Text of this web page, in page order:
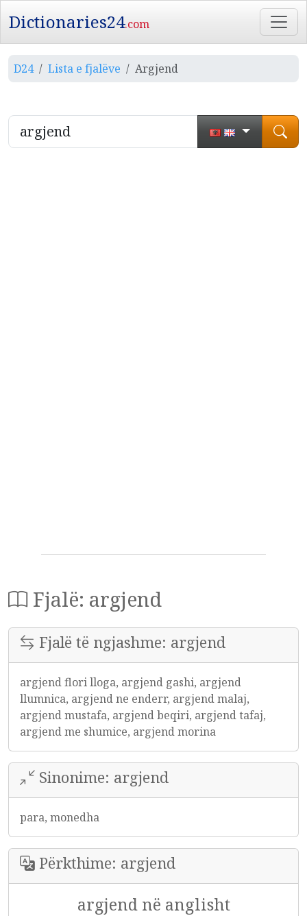
Dictionaries24.com
D24 Lista e fjalëve Argjend
Fjalë: argjend
Fjalë të ngjashme: argjend
argjend flori lloga, argjend gashi, argjend
llumnica, argjend ne enderr, argjend malaj,
argjend mustafa, argjend beqiri, argjend tafaj,
argjend me shumice, argjend morina
Sinonime: argjend
para, monedha
Përkthime: argjend
argjend në anglisht